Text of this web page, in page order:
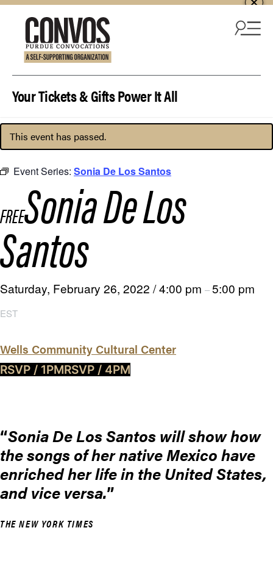
Your Tickets & Gifts Power It All
This event has passed.
Event Series: Sonia De Los Santos
FREESonia De Los
Santos
Saturday, February 26, 2022 /4:00 pm –5:00 pm
EST
Wells Community Cultural Center
RSVP / 1PMRSVP / 4PM
Sonia De Los Santos will show how
the songs of her native Mexico have
enriched her life in the United States,
and vice versa.
THE NEW YORK TIMES